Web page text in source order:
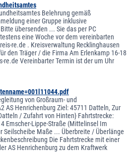
Belehrung gemäß
einer Gruppe inklusive
übersenden ... Sie das per PC
eine Woche vor dem vereinbarten
re.de . Kreisverwaltung Recklinghausen
den Träger / die Firma Am Erlenkamp 16-18
re.de Vereinbarter Termin ist der um Uhr
von Großraum- und
AS Henrichenburg Ziel: 45711 Datteln, Zur
/ Zufahrt von Hinten} Fahrtstrecke:
Emscher-Lippe-Straße (Mittelinsel Im
Seilscheibe Maße ... Überbreite / Überlänge
Die Fahrtstrecke mit einer
AS Henrichenburg zu dem Kraftwerk